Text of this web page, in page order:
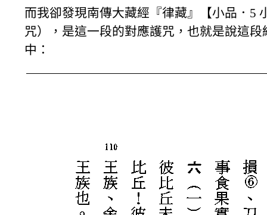
而我卻發現南傳大藏經『律藏』【小品．5
咒），是這一段的對應護咒，也就是說這
中：